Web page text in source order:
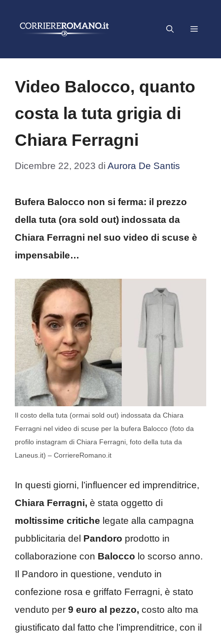
Menu
Video Balocco, quanto
costa la tuta grigia di
Chiara Ferragni
Dicembre 22, 2023 di Aurora De Santis
Bufera Balocco non si ferma: il prezzo
della tuta (ora sold out) indossata da
Chiara Ferragni nel suo video di scuse è
impensabile…
Il costo della tuta (ormai sold out) indossata da Chiara
Ferragni nel video di scuse per la bufera Balocco (foto da
profilo instagram di Chiara Ferragni, foto della tuta da
Laneus.it) – CorriereRomano.it
In questi giorni, l’influencer ed imprenditrice,
Chiara Ferragni, è stata oggetto di
moltissime critiche legate alla campagna
pubblicitaria del Pandoro prodotto in
collaborazione con Balocco lo scorso anno.
Il Pandoro in questione, venduto in
confezione rosa e griffato Ferragni, è stato
venduto per 9 euro al pezzo, costo alto ma
giustificato dal fatto che l’imprenditrice, con il